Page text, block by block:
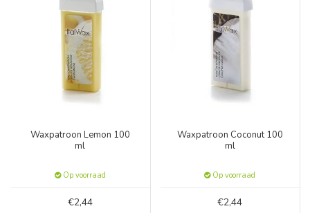
Waxpatroon Lemon 100
ml
Op voorraad
€2,44
Waxpatroon Coconut 100
ml
Op voorraad
€2,44